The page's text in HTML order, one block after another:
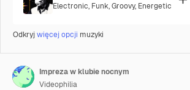
Electronic, Funk,Groovy, Energetic
Odkryjwięcej opcji muzyki
Impreza w klubie nocnym
Videophilia